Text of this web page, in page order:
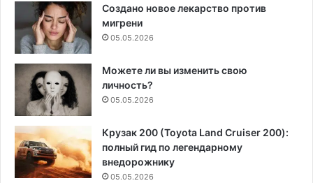
Создано новое лекарство против
мигрени
05.05.2026
Можете ли вы изменить свою
личность?
05.05.2026
Крузак 200 (Toyota Land Cruiser 200):
полный гид по легендарному
внедорожнику
05.05.2026